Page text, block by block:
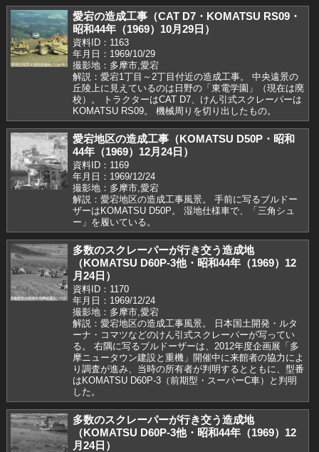
愛宕の造成工事（CAT D7・KOMATSU RS09・
昭和44年（1969）10月29日）
資料ID：1163
年月日：1969/10/29
撮影地：多摩市,愛宕
解説：愛宕1丁目～2丁目付近の造成工事。 中央遠景の
丘陵上に見えているのは日野の「東電学園」（現在は廃
校）。 トラクターはCAT D7、けん引式スクレーパーは
KOMATSU RS09。 機械周りを切り出したもの。
愛宕地区の造成工事（KOMATSU D50P・昭和
44年（1969）12月24日）
資料ID：1169
年月日：1969/12/24
撮影地：多摩市,愛宕
解説：愛宕地区の造成工事風景。 手前に写るブルドー
ザーはKOMATSU D50P。 湿地仕様車で、「三角シュ
ー」を履いている。
多数のスクレーパーが行き交う造成地
（KOMATSU D60P-3他・昭和44年（1969）12
月24日）
資料ID：1170
年月日：1969/12/24
撮影地：多摩市,愛宕
解説：愛宕地区の造成工事風景。 日本国土開発・ルタ
ーナ・コマツなどのけん引式スクレーパーが写ってい
る。 右隅に写るブルドーザーは、2012年度企画展「多
摩ニュータウン建設と重機」開催中に来館者の協力によ
り調査が進み、当時の所有者が判明するとともに、型番
はKOMATSU D60P-3（前期型・スーパーC車）と判明
した。
多数のスクレーパーが行き交う造成地
（KOMATSU D60P-3他・昭和44年（1969）12
月24日）